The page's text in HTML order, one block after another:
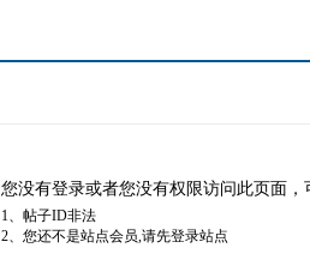
您没有登录或者您没有权限访问此页面
1、帖子ID非法
2、您还不是站点会员,请先登录站点